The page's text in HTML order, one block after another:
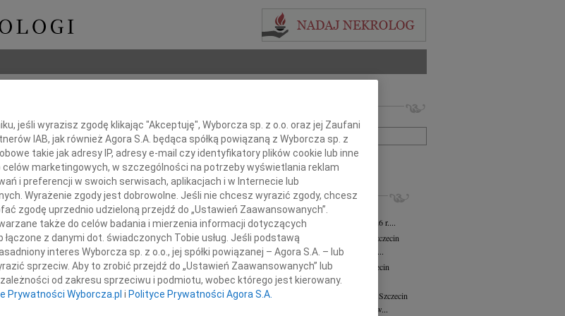
w pamięci bliskich."
25 kwietnia 2013 r.
zawsze
Imię i nazwisko lub numer ogłoszenia:
+ szukanie zaawansowane
INNE NEKROLOGI
Bogusław Wierzbicki 03.08.2026
Z żalem zawiadamiamy, że w dniu 25.07.2026 r....
Mirosława Włodarczak-Siuda
Szczecin
Z głębokim żalem zawiadamiamy, że dnia 26...
Stanisław Strabel wiek: 90 20.07.2026
Szczecin
"Kto w sercach bliskich żyje, nie umiera"...
Maria Nekanda-Trepka
Szczecin
Dnia 26 kwietnia 2026 roku odeszła do nas w...
jeśli wyrazisz zgodę klikając "Akceptuję", Wyborcza sp. z o.o. oraz jej Zaufani
IAB, jak również Agora S.A. będąca spółką powiązaną z Wyborcza sp. z
takie jak adresy IP, adresy e-mail czy identyfikatory plików cookie lub inne
marketingowych, w szczególności na potrzeby wyświetlania reklam
i preferencji w swoich serwisach, aplikacjach i w Internecie lub
Wyrażenie zgody jest dobrowolne. Jeśli nie chcesz wyrazić zgody, chcesz
zgodę uprzednio udzieloną przejdź do „Ustawień Zaawansowanych”.
także do celów badania i mierzenia informacji dotyczących
z danymi dot. świadczonych Tobie usług. Jeśli podstawą
interes Wyborcza sp. z o.o., jej spółki powiązanej – Agora S.A. – lub
sprzeciw. Aby to zrobić przejdź do „Ustawień Zaawansowanych” lub
od zakresu sprzeciwu i podmiotu, wobec którego jest kierowany.
Prywatności Wyborcza.pl i Polityce Prywatności Agora S.A.